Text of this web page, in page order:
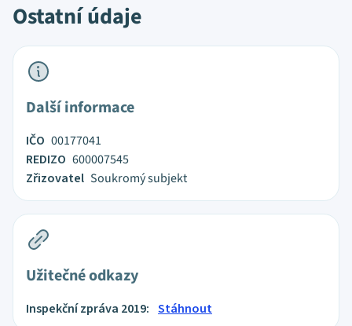
Ostatní údaje
Další informace
IČO 00177041
REDIZO 600007545
Zřizovatel Soukromý subjekt
Užitečné odkazy
Inspekční zpráva 2019: Stáhnout